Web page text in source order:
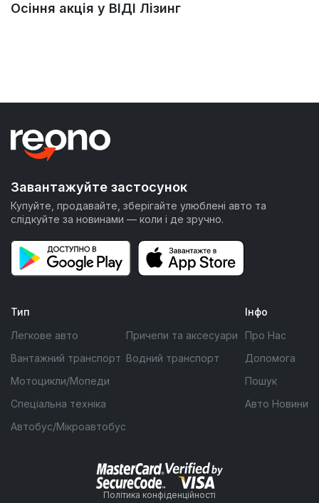
Осіння акція у ВІДІ Лізинг
Завантажуйте застосунок
Купуйте, продавайте, зберігайте улюблені авто та
слідкуйте за новинами — коли і де зручно.
Тип
Легкове авто
Вантажний транспорт
Мотоцикли/Мопеди
Спеціальна техніка
Автобус/Мікроавтобус
Причепи та аксесуари
Водний транспорт
Інфо
Про Нас
Допомога
Пошук
Авто Новини
Політика конфіденційності